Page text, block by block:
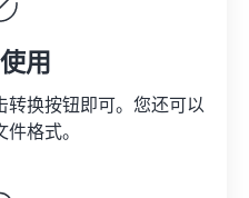
用
转换按钮即可。您还可以
格式。